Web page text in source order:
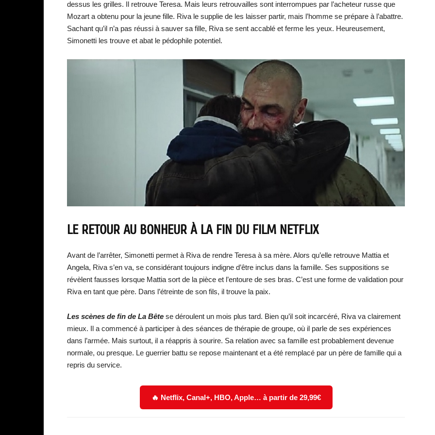
dessus les grilles. Il retrouve Teresa. Mais leurs retrouvailles sont interrompues par l’acheteur russe que
Mozart a obtenu pour la jeune fille. Riva le supplie de les laisser partir, mais l’homme se prépare à l’abattre.
Sachant qu’il n’a pas réussi à sauver sa fille, Riva se sent accablé et ferme les yeux. Heureusement,
Simonetti les trouve et abat le pédophile potentiel.
LE RETOUR AU BONHEUR À LA FIN DU FILM NETFLIX
Avant de l’arrêter, Simonetti permet à Riva de rendre Teresa à sa mère. Alors qu’elle retrouve Mattia et
Angela, Riva s’en va, se considérant toujours indigne d’être inclus dans la famille. Ses suppositions se
révèlent fausses lorsque Mattia sort de la pièce et l’entoure de ses bras. C’est une forme de validation pour
Riva en tant que père. Dans l’étreinte de son fils, il trouve la paix.
Les scènes de fin de La Bête se déroulent un mois plus tard. Bien qu’il soit incarcéré, Riva va clairement
mieux. Il a commencé à participer à des séances de thérapie de groupe, où il parle de ses expériences
dans l’armée. Mais surtout, il a réappris à sourire. Sa relation avec sa famille est probablement devenue
normale, ou presque. Le guerrier battu se repose maintenant et a été remplacé par un père de famille qui a
repris du service.
🔥 Netflix, Canal+, HBO, Apple… à partir de 29,99€